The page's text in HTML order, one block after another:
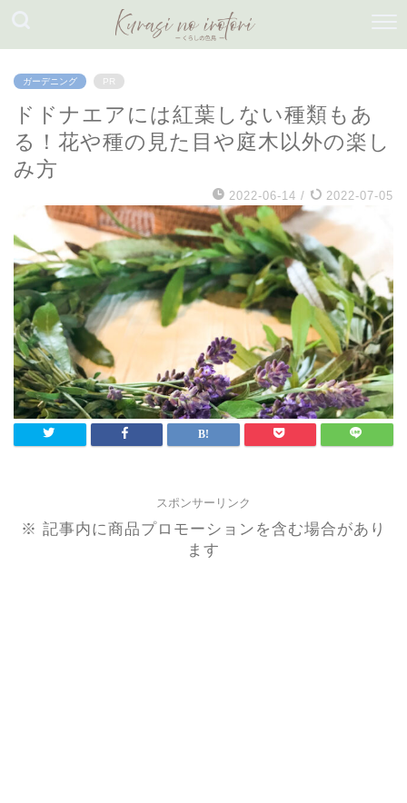
ガーデニング PR
ドドナエアには紅葉しない種類もあ
る！花や種の見た目や庭木以外の楽し
み方
2022-06-14 / 2022-07-05
スポンサーリンク
※ 記事内に商品プロモーションを含む場合があり
ます